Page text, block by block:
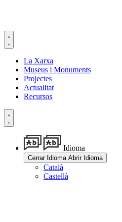
La Xarxa
Museus i Monuments
Projectes
Actualitat
Recursos
Idioma
Cerrar Idioma Abrir Idioma
Català
Castellà